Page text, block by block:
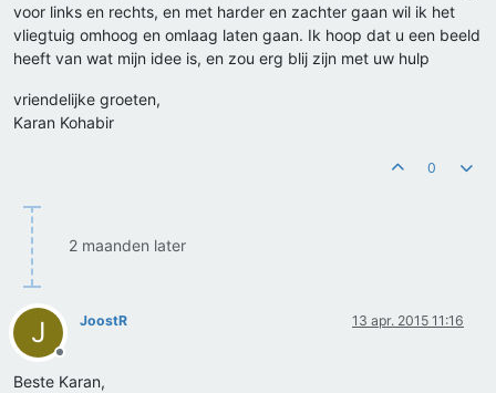
voor links en rechts, en met harder en zachter gaan wil ik het
vliegtuig omhoog en omlaag laten gaan. Ik hoop dat u een beeld
heeft van wat mijn idee is, en zou erg blij zijn met uw hulp
vriendelijke groeten,
Karan Kohabir
0
2 maanden later
J
Offline
JoostR 13 apr. 2015 11:16
Beste Karan,